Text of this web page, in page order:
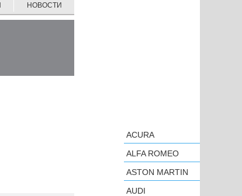
НОВОСТИ
ACURA
ALFA ROMEO
ASTON MARTIN
AUDI